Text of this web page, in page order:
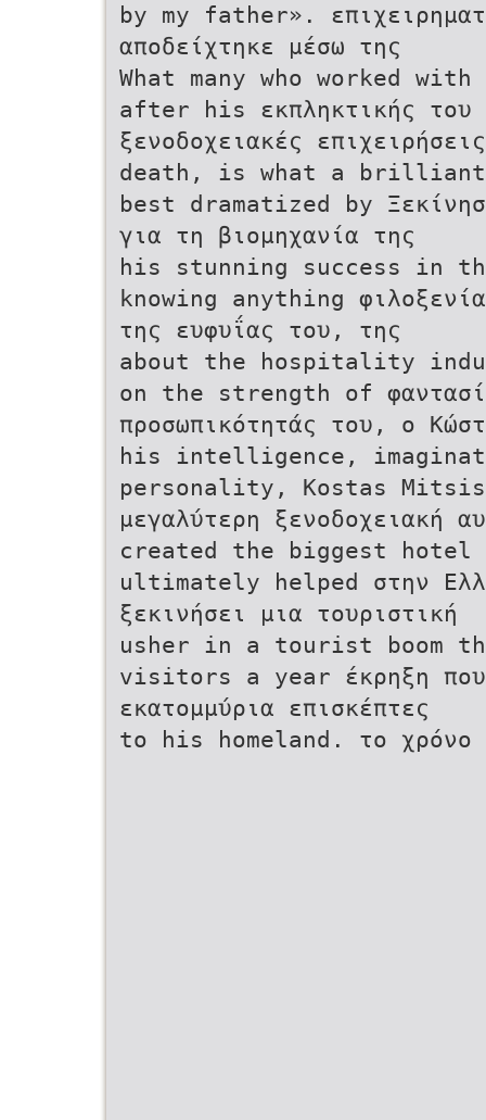
by my father».
αποδείχτηκε μέσω της
What many who worked
after his εκπληκτικής του
ξενοδοχειακές
death, is what a brilliant
best dramatized by
για τη βιομηχανία της
his stunning success in
knowing anything
της ευφυΐας του, της
about the hospitality
on the strength of
προσωπικότητάς του, ο
his intelligence,
personality, Kostas Mitsis
μεγαλύτερη ξενοδοχειακή
created the biggest hotel
ultimately helped στην
ξεκινήσει μια τουριστική
usher in a tourist boom
visitors a year έκρηξη που
εκατομμύρια επισκέπτες
to his homeland. το χρόνο